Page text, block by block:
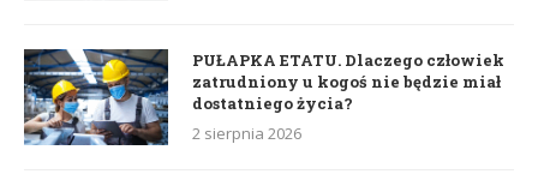
PUŁAPKA ETATU. Dlaczego człowiek
zatrudniony u kogoś nie będzie miał
dostatniego życia?
2 sierpnia 2026